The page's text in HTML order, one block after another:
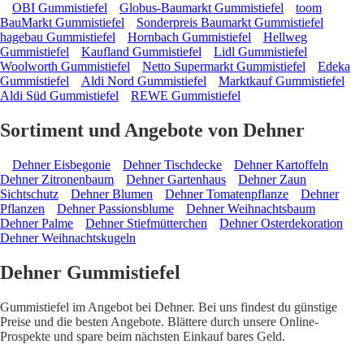
OBI Gummistiefel Globus-Baumarkt Gummistiefel
toom
BauMarkt Gummistiefel
Sonderpreis Baumarkt Gummistiefel
hagebau Gummistiefel
Hornbach Gummistiefel
Hellweg
Gummistiefel
Kaufland Gummistiefel
Lidl Gummistiefel
Woolworth Gummistiefel
Netto Supermarkt Gummistiefel
Edeka
Gummistiefel
Aldi Nord Gummistiefel
Marktkauf Gummistiefel
Aldi Süd Gummistiefel
REWE Gummistiefel
Sortiment und Angebote von Dehner
Dehner Eisbegonie Dehner Tischdecke
Dehner Kartoffeln
Dehner Zitronenbaum
Dehner Gartenhaus
Dehner Zaun
Sichtschutz
Dehner Blumen Dehner Tomatenpflanze
Dehner
Pflanzen
Dehner Passionsblume
Dehner Weihnachtsbaum
Dehner Palme
Dehner Stiefmütterchen
Dehner Osterdekoration
Dehner Weihnachtskugeln
Dehner Gummistiefel
Gummistiefel im Angebot bei Dehner. Bei uns findest du günstige
Preise und die besten Angebote. Blättere durch unsere Online-
Prospekte und spare beim nächsten Einkauf bares Geld.